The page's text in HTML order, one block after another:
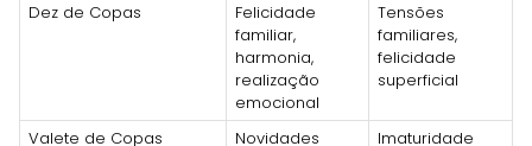
Dez de Copas
Felicidade
familiar,
harmonia,
realização
emocional
Tensões
familiares,
felicidade
superficial
Valete de Copas
Novidades
Imaturidade